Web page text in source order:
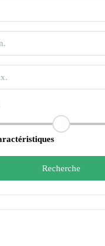
Recherche